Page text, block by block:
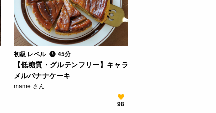
初級 レベル 45分
【低糖質・グルテンフリー】キャラ
メルバナナケーキ
mame さん
98